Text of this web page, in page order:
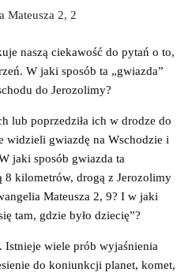
Mateusza 2, 2
naszą ciekawość do pytań o to,
W jaki sposób ta „gwiazda”
do Jerozolimy?
lub poprzedziła ich w drodze do
widzieli gwiazdę na Wschodzie i
jaki sposób gwiazda ta
8 kilometrów, drogą z Jerozolimy
Mateusza 2, 9? I w jaki
tam, gdzie było dziecię”?
wiele prób wyjaśnienia
do koniunkcji planet, komet,